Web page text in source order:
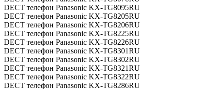
DECT телефон Panasonic KX-TG8095RU
DECT телефон Panasonic KX-TG8205RU
DECT телефон Panasonic KX-TG8206RU
DECT телефон Panasonic KX-TG8225RU
DECT телефон Panasonic KX-TG8226RU
DECT телефон Panasonic KX-TG8301RU
DECT телефон Panasonic KX-TG8302RU
DECT телефон Panasonic KX-TG8321RU
DECT телефон Panasonic KX-TG8322RU
DECT телефон Panasonic KX-TG8286RU